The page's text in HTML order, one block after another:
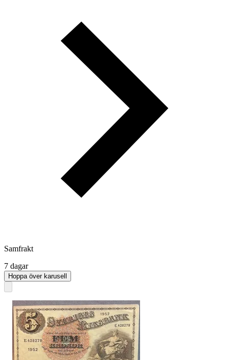
Samfrakt
7 dagar
Hoppa över karusell